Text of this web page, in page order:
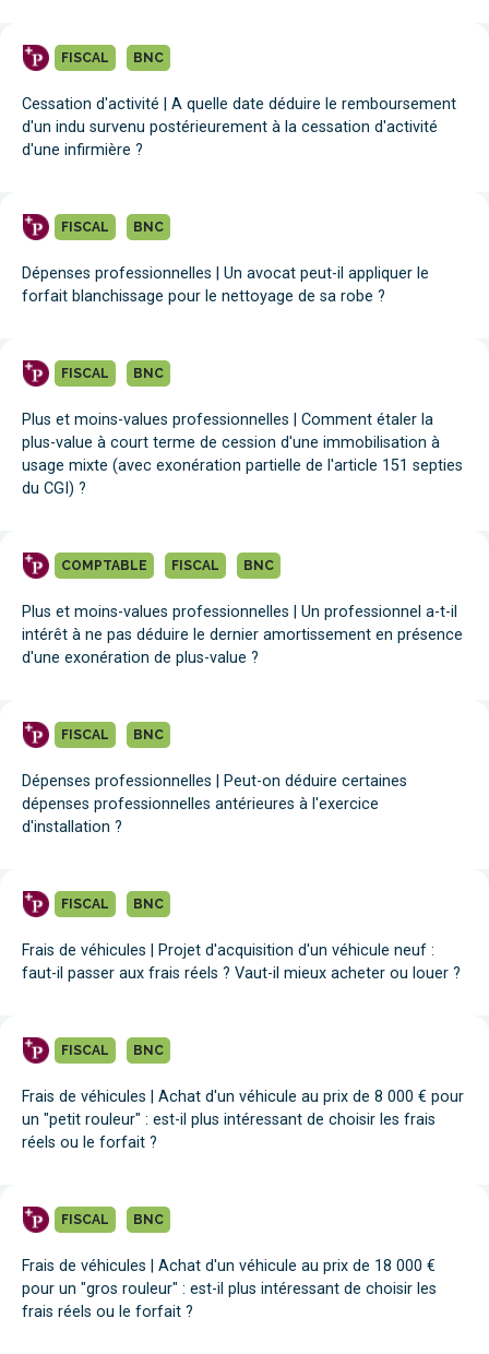
FISCAL BNC
Cessation d'activité | A quelle date déduire le remboursement
d'un indu survenu postérieurement à la cessation d'activité
d'une infirmière ?
FISCAL BNC
Dépenses professionnelles | Un avocat peut-il appliquer le
forfait blanchissage pour le nettoyage de sa robe ?
FISCAL BNC
Plus et moins-values professionnelles | Comment étaler la
plus-value à court terme de cession d'une immobilisation à
usage mixte (avec exonération partielle de l'article 151 septies
du CGI) ?
COMPTABLE FISCAL BNC
Plus et moins-values professionnelles | Un professionnel a-t-il
intérêt à ne pas déduire le dernier amortissement en présence
d'une exonération de plus-value ?
FISCAL BNC
Dépenses professionnelles | Peut-on déduire certaines
dépenses professionnelles antérieures à l'exercice
d'installation ?
FISCAL BNC
Frais de véhicules | Projet d'acquisition d'un véhicule neuf :
faut-il passer aux frais réels ? Vaut-il mieux acheter ou louer ?
FISCAL BNC
Frais de véhicules | Achat d'un véhicule au prix de 8 000 € pour
un "petit rouleur" : est-il plus intéressant de choisir les frais
réels ou le forfait ?
FISCAL BNC
Frais de véhicules | Achat d'un véhicule au prix de 18 000 €
pour un "gros rouleur" : est-il plus intéressant de choisir les
frais réels ou le forfait ?